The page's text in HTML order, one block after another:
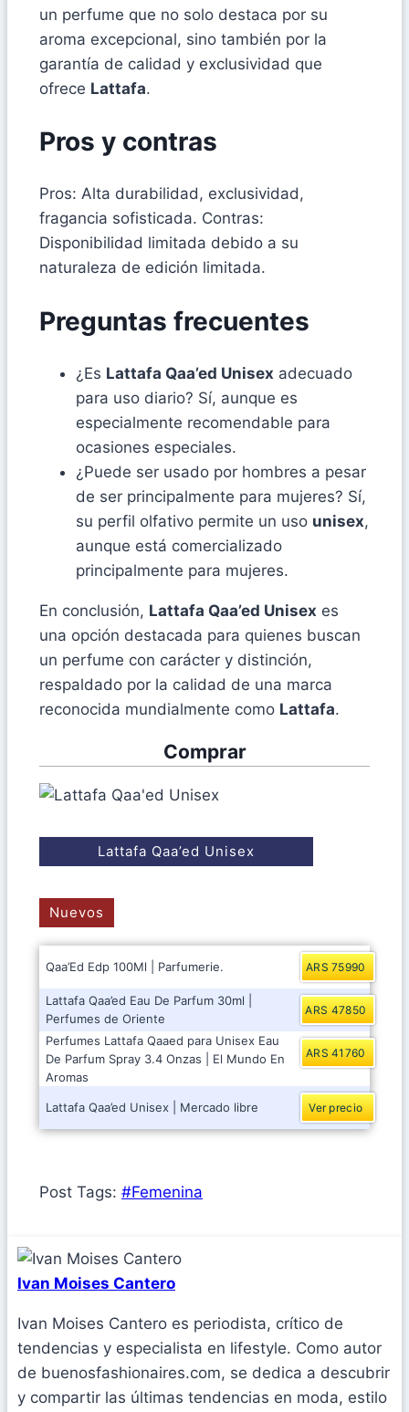
un perfume que no solo destaca por su
aroma excepcional, sino también por la
garantía de calidad y exclusividad que
ofrece Lattafa.
Pros y contras
Pros: Alta durabilidad, exclusividad,
fragancia sofisticada. Contras:
Disponibilidad limitada debido a su
naturaleza de edición limitada.
Preguntas frecuentes
¿Es Lattafa Qaa’ed Unisex adecuado
para uso diario? Sí, aunque es
especialmente recomendable para
ocasiones especiales.
¿Puede ser usado por hombres a pesar
de ser principalmente para mujeres? Sí,
su perfil olfativo permite un uso unisex,
aunque está comercializado
principalmente para mujeres.
En conclusión, Lattafa Qaa’ed Unisex es
una opción destacada para quienes buscan
un perfume con carácter y distinción,
respaldado por la calidad de una marca
reconocida mundialmente como Lattafa.
Comprar
Lattafa Qaa’ed Unisex
Nuevos
Qaa’Ed Edp 100Ml | Parfumerie. ARS 75990
Lattafa Qaa’ed Eau De Parfum 30ml |
Perfumes de Oriente
ARS 47850
Perfumes Lattafa Qaaed para Unisex Eau
De Parfum Spray 3.4 Onzas | El Mundo En
Aromas
ARS 41760
Lattafa Qaa’ed Unisex | Mercado libre Ver precio
Post Tags: #Femenina
Ivan Moises Cantero
Ivan Moises Cantero es periodista, crítico de
tendencias y especialista en lifestyle. Como autor
de buenosfashionaires.com, se dedica a descubrir
y compartir las últimas tendencias en moda, estilo